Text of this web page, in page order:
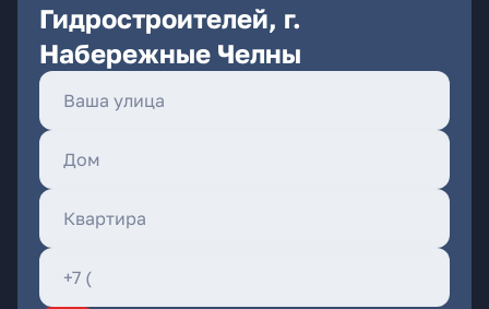
Гидростроителей, г.
Набережные Челны